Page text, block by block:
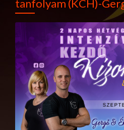
tanfolyam (KCH)-